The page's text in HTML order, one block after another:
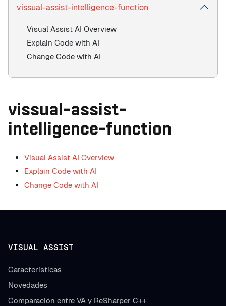
vissual-assist-intelligence-function
Visual Assist AI Overview
Explain Code with AI
Change Code with AI
vissual-assist-
intelligence-function
Visual Assist AI Overview
Explain Code with AI
Change Code with AI
VISUAL ASSIST
Características
Novedades
Comparación entre VA y ReSharper C++